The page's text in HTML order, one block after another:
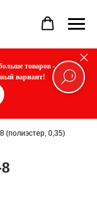
товаров -
вариант!
(полиэстер, 0,35)